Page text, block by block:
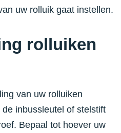
uw rolluik gaat instellen.
rolluiken
van uw rolluiken
inbussleutel of stelstift
Bepaal tot hoever uw